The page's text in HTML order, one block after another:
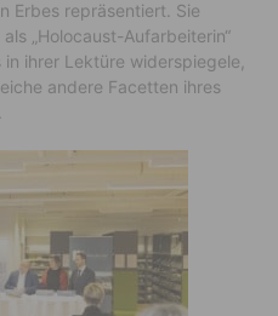
Erbes repräsentiert. Sie
„Holocaust-Aufarbeiterin“
ihrer Lektüre widerspiegele,
andere Facetten ihres